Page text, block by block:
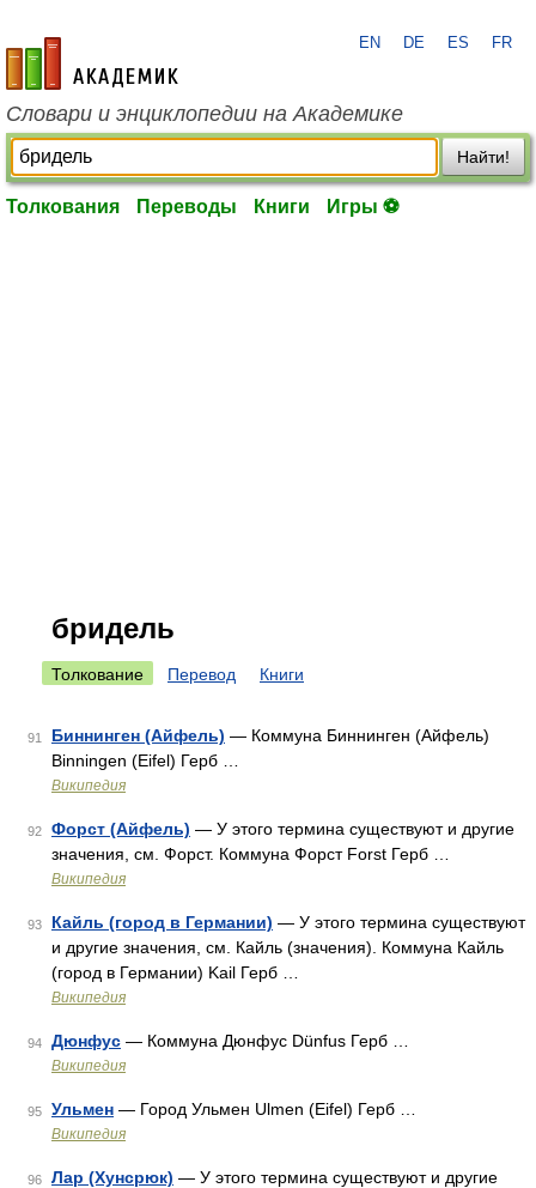
academic.ru
EN DE ES FR
Словари и энциклопедии на Академике
Найти!
Толкования Переводы Книги Игры ⚽
бридель
Толкование Перевод Книги
91 Биннинген (Айфель) — Коммуна Биннинген (Айфель)
Binningen (Eifel) Герб …
Википедия
92 Форст (Айфель) — У этого термина существуют и другие
значения, см. Форст. Коммуна Форст Forst Герб …
Википедия
93 Кайль (город в Германии) — У этого термина существуют
и другие значения, см. Кайль (значения). Коммуна Кайль
(город в Германии) Kail Герб …
Википедия
94 Дюнфус — Коммуна Дюнфус Dünfus Герб …
Википедия
95 Ульмен — Город Ульмен Ulmen (Eifel) Герб …
Википедия
96 Лар (Хунсрюк) — У этого термина существуют и другие